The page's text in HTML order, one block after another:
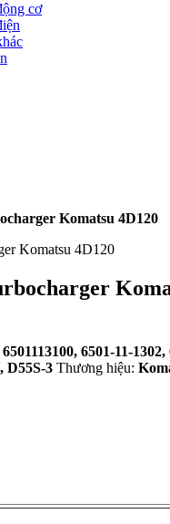
cơ
Komatsu 4D120
6501-11-1302,
D55S-3 Thương hiệu: